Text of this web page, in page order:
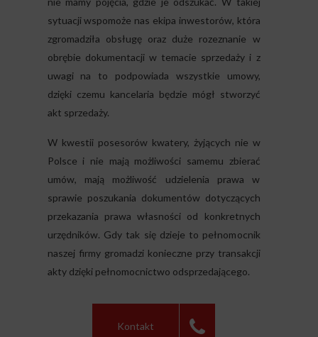
sytuacji wspomoże nas ekipa inwestorów, która
zgromadziła obsługę oraz duże rozeznanie w
obrębie dokumentacji w temacie sprzedaży i z
uwagi na to podpowiada wszystkie umowy,
dzięki czemu kancelaria będzie mógł stworzyć
akt sprzedaży.
W kwestii posesorów kwatery, żyjących nie w
Polsce i nie mają możliwości samemu zbierać
umów, mają możliwość udzielenia prawa w
sprawie poszukania dokumentów dotyczących
przekazania prawa własności od konkretnych
urzędników. Gdy tak się dzieje to pełnomocnik
naszej firmy gromadzi konieczne przy transakcji
akty dzięki pełnomocnictwo odsprzedającego.
Kontakt